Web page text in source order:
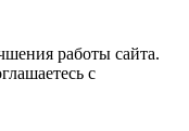
работы сайта.
с